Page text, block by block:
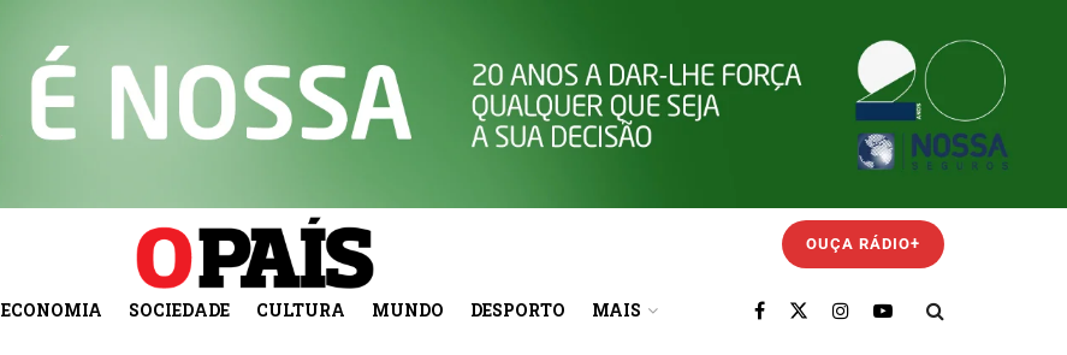
OUÇA RÁDIO+
ECONOMIA SOCIEDADE CULTURA MUNDO DESPORTO MAIS